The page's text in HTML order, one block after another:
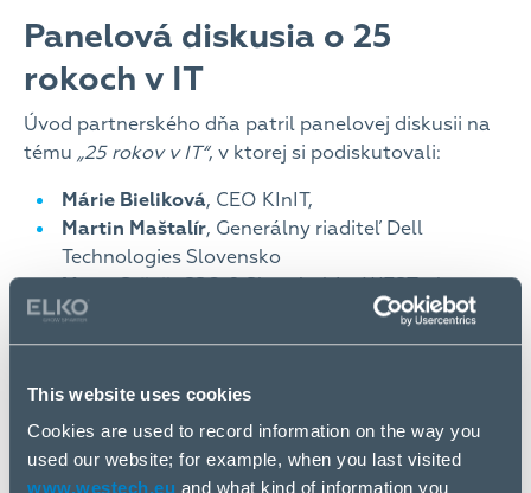
This website uses cookies
Cookies are used to record information on the way you
used our website; for example, when you last visited
www.westech.eu and what kind of information you
Panelová diskusia o 25
rokoch v IT
Úvod partnerského dňa patril panelovej diskusii na
tému „25 rokov v IT“, v ktorej si podiskutovali:
Márie Bieliková, CEO KInIT,
Martin Maštalír, Generálny riaditeľ Dell
Technologies Slovensko
Matej Sršeň, CSO & Shareholder WESTech,
Ondrej Macko
, šéfredaktor portálu TOUCHIT,
a Martin Strigač, CEO WESTech Group,
Spoločne reflektovali historický vývoj technológií,
zhodnotili aktuálne trendy a načrtli víziu budúcnosti
digitálneho sveta. Táto panelová diskusia mala